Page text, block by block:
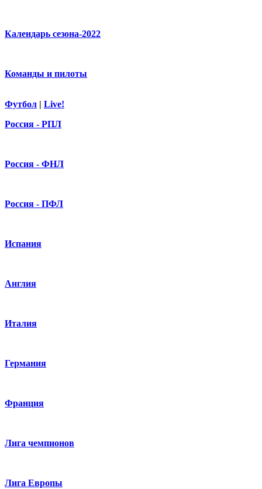
Календарь сезона-2022
Команды и пилоты
Футбол | Live!
Россия - РПЛ
Россия - ФНЛ
Россия - ПФЛ
Испания
Англия
Италия
Германия
Франция
Лига чемпионов
Лига Европы